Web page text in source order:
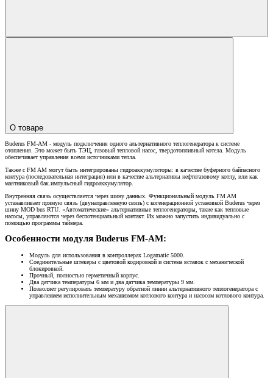
О товаре
Buderus FM-AM - модуль подключения одного альтернативного теплогенератора к системе
отопления. Это может быть ТЭЦ, газовый тепловой насос, твердотопливный котела. Модуль
обеспечивает управления всеми источниками тепла.
Также с FM AM могут быть интегрированы гидроаккумуляторы: в качестве буферного байпасного
контура (последовательная интеграция) или в качестве альтернативы нефтегазовому котлу, или как
маятниковый бак.импульсный гидроаккумулятор.
Внутренняя связь осуществляется через шину данных. Функциональный модуль FM AM
устанавливает прямую связь (двунаправленную связь) с когенерационной установкой Buderus через
шину MOD bus RTU. «Автоматические» альтернативные теплогенераторы, такие как тепловые
насосы, управляются через беспотенциальный контакт. Их можно запустить индивидуально с
помощью программы таймера.
Особенности модуля Buderus FM-AM:
Модуль для использования в контроллерах Logamatic 5000.
Соединительные штекеры с цветовой кодировкой и система вставок с механической
блокировкой.
Прочный, полностью герметичный корпус.
Два датчика температуры 6 мм и два датчика температуры 9 мм.
Позволяет регулировать температуру обратной линии альтернативного теплогенератора с
управлением исполнительным механизмом котлового контура и насосом котлового контура.